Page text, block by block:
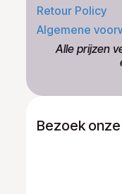
Retour Policy
Algemene
​Alle prijzen
Bezoek